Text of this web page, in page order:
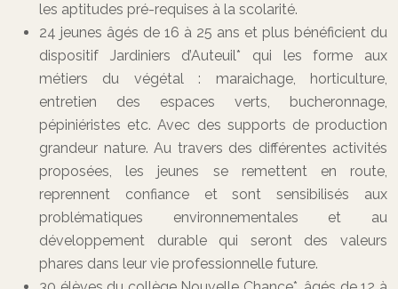
les aptitudes pré-requises à la scolarité.
24 jeunes âgés de 16 à 25 ans et plus bénéficient du
dispositif Jardiniers d’Auteuil* qui les forme aux
métiers du végétal : maraichage, horticulture,
entretien des espaces verts, bucheronnage,
pépiniéristes etc. Avec des supports de production
grandeur nature. Au travers des différentes activités
proposées, les jeunes se remettent en route,
reprennent confiance et sont sensibilisés aux
problématiques environnementales et au
développement durable qui seront des valeurs
phares dans leur vie professionnelle future.